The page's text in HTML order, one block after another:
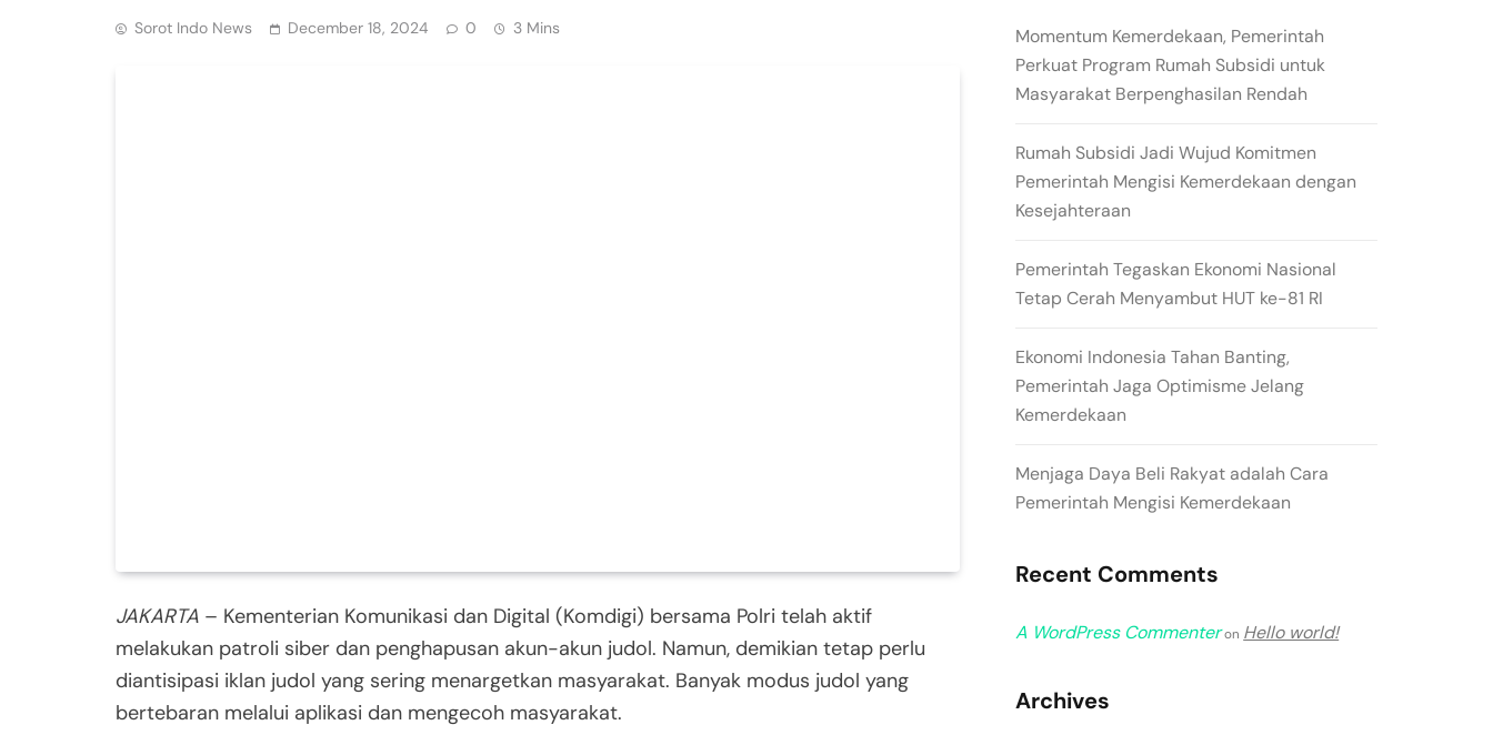
Sorot Indo News December 18, 2024 0 3 Mins
JAKARTA – Kementerian Komunikasi dan Digital (Komdigi) bersama Polri telah aktif
melakukan patroli siber dan penghapusan akun-akun judol. Namun, demikian tetap perlu
diantisipasi iklan judol yang sering menargetkan masyarakat. Banyak modus judol yang
bertebaran melalui aplikasi dan mengecoh masyarakat.
Momentum Kemerdekaan, Pemerintah
Perkuat Program Rumah Subsidi untuk
Masyarakat Berpenghasilan Rendah
Rumah Subsidi Jadi Wujud Komitmen
Pemerintah Mengisi Kemerdekaan dengan
Kesejahteraan
Pemerintah Tegaskan Ekonomi Nasional
Tetap Cerah Menyambut HUT ke-81 RI
Ekonomi Indonesia Tahan Banting,
Pemerintah Jaga Optimisme Jelang
Kemerdekaan
Menjaga Daya Beli Rakyat adalah Cara
Pemerintah Mengisi Kemerdekaan
Recent Comments
A WordPress Commenteron Hello world!
Archives